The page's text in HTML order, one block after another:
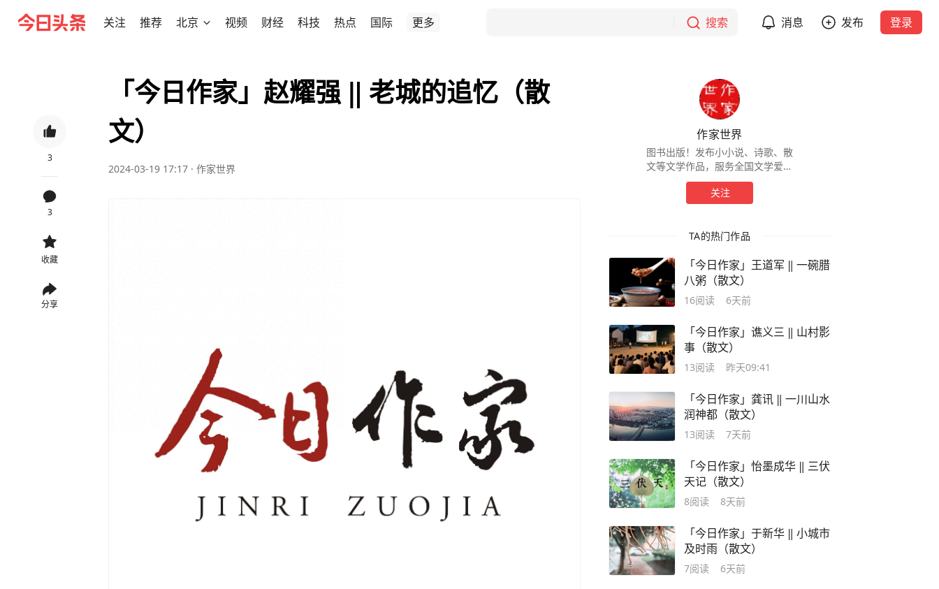
关注 推荐 北京 视频 财经 科技 热点 国际 更多 搜索 消息 发布 登录
3
3
收藏
分享
「今日作家」赵耀强 ‖ 老城的追忆（散
文）
2024-03-19 17:17 · 作家世界
作家世界
图书出版！发布小小说、诗歌、散
文等文学作品，服务全国文学爱好
者！
关注
TA的热门作品
「今日作家」王道军 ‖ 一碗腊
八粥（散文）
16阅读 6天前
「今日作家」谯义三 ‖ 山村影
事（散文）
13阅读 昨天09:41
「今日作家」龚讯 ‖ 一川山水
润神都（散文）
13阅读 7天前
「今日作家」怡墨成华 ‖ 三伏
天记（散文）
8阅读 8天前
「今日作家」于新华 ‖ 小城市
及时雨（散文）
7阅读 6天前